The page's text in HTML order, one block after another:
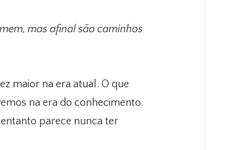
mas afinal são caminhos
maior na era atual. O que
na era do conhecimento.
parece nunca ter